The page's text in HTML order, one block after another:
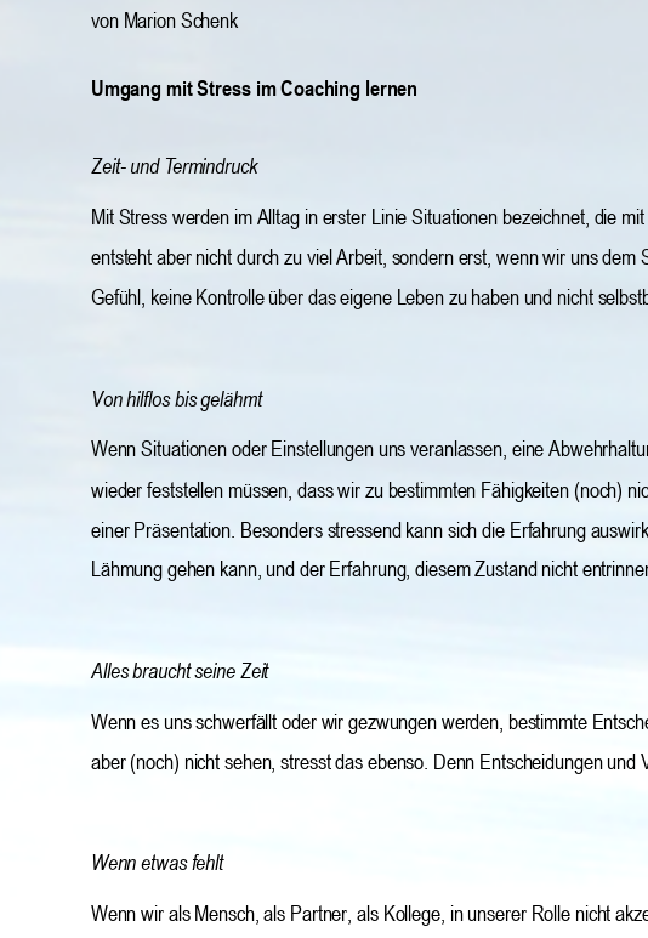
von Marion Schenk
Umgang mit Stress im Coaching lernen
Zeit- und Termindruck
Mit Stress werden im Alltag in erster Linie Situationen bezeichnet, die
entsteht aber nicht durch zu viel Arbeit, sondern erst, wenn wir uns
Gefühl, keine Kontrolle über das eigene Leben zu haben und nicht
Von hilflos bis gelähmt
Wenn Situationen oder Einstellungen uns veranlassen, eine
wieder feststellen müssen, dass wir zu bestimmten Fähigkeiten (noch)
einer Präsentation. Besonders stressend kann sich die Erfahrung
Lähmung gehen kann, und der Erfahrung, diesem Zustand nicht
Alles braucht seine Zeit
Wenn es uns schwerfällt oder wir gezwungen werden, bestimmte
aber (noch) nicht sehen, stresst das ebenso. Denn Entscheidungen und
Wenn etwas fehlt
Wenn wir als Mensch, als Partner, als Kollege, in unserer Rolle nicht